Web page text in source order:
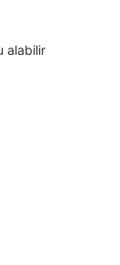
alabilir